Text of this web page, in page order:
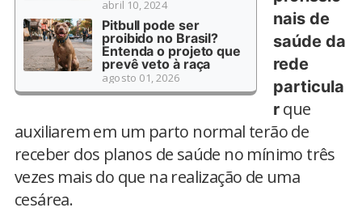
abril 10, 2024
Pitbull pode ser
proibido no Brasil?
Entenda o projeto que
prevê veto à raça
agosto 01, 2026
nais de
saúde da
rede
particula
r que
auxiliarem em um parto normal terão de
receber dos planos de saúde no mínimo três
vezes mais do que na realização de uma
cesárea.